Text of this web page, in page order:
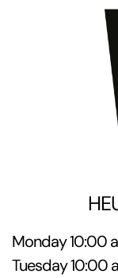
Monday 10:00
Tuesday 10:00